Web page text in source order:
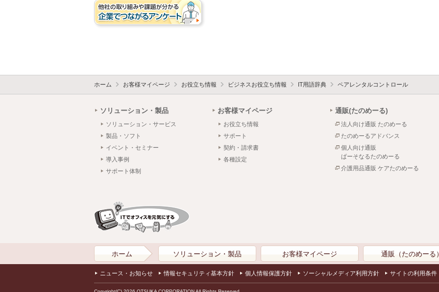
ホーム お客様マイページ お役立ち情報 ビジネスお役立ち情報 IT用語辞典 ペアレンタルコントロール
ソリューション・製品
ソリューション・サービス
製品・ソフト
イベント・セミナー
導入事例
サポート体制
お客様マイページ
お役立ち情報
サポート
契約・請求書
各種設定
通販(たのめーる)
法人向け通販 たのめーる
たのめーるアドバンス
個人向け通販
ぱーそなるたのめーる
介護用品通販 ケアたのめーる
ホーム ソリューション・製品 お客様マイページ 通販（たのめーる
ニュース・お知らせ 情報セキュリティ基本方針 個人情報保護方針 ソーシャルメディア利用方針 サイトの利用条件